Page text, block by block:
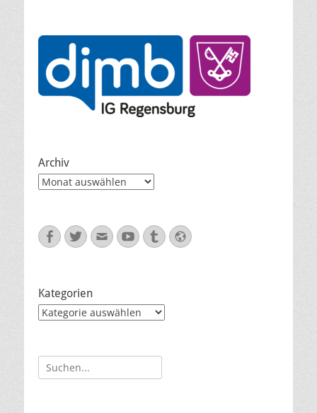
Archiv
Archiv
Facebook
Twitter
E-
Mail
YouTube
TumblrWebsite
Kategorien
Kategorien
Suche
nach: